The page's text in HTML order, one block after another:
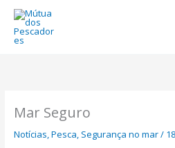
content
Mar Seguro
Notícias ,Pesca Segurança no mar/